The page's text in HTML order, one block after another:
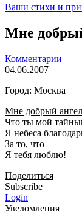
Ваши стихи и
Мне
Комментарии
04.06.2007
Город: Москва
Мне добрый ангел
Что ты мой
Я небеса
За то, что
Я тебя люблю!
Поделиться
Subscribe
Login
Уведомления